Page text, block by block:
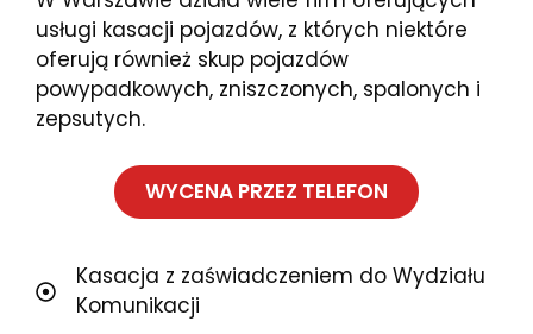
usługi kasacji pojazdów, z których niektóre
oferują również skup pojazdów
powypadkowych, zniszczonych, spalonych i
zepsutych.
WYCENA PRZEZ TELEFON
Kasacja z zaświadczeniem do Wydziału
Komunikacji